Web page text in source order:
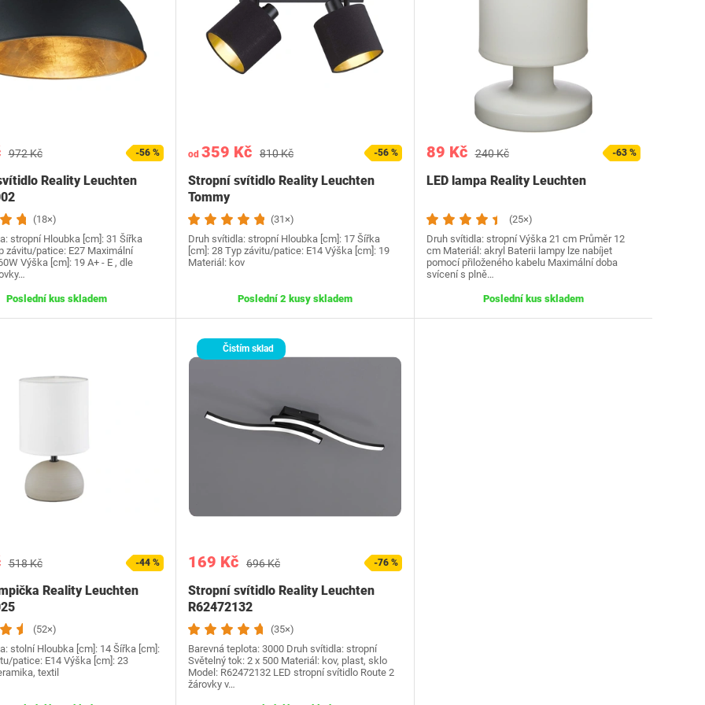
972 Kč -56 %
Reality Leuchten
(18×)
stropní Hloubka [cm]: 31 Šířka
závitu/patice: E27 Maximální
Výška [cm]: 19 A+ - E , dle
Poslední kus skladem
od 359 Kč 810 Kč -56 %
Stropní svítidlo Reality Leuchten
Tommy
(31×)
Druh svítidla: stropní Hloubka [cm]: 17 Šířka
[cm]: 28 Typ závitu/patice: E14 Výška [cm]: 19
Materiál: kov
Poslední 2 kusy skladem
89 Kč 240 Kč -63 %
LED lampa Reality Leuchten
(25×)
Druh svítidla: stropní Výška 21 cm Průměr 12
cm Materiál: akryl Baterii lampy lze nabíjet
pomocí přiloženého kabelu Maximální doba
svícení s plně…
Poslední kus skladem
518 Kč -44 %
Reality Leuchten
(52×)
stolní Hloubka [cm]: 14 Šířka [cm]:
patice: E14 Výška [cm]: 23
textil
Čistím sklad
169 Kč 696 Kč -76 %
Stropní svítidlo Reality Leuchten
R62472132
(35×)
Barevná teplota: 3000 Druh svítidla: stropní
Světelný tok: 2 x 500 Materiál: kov, plast, sklo
Model: R62472132 LED stropní svítidlo Route 2
žárovky v…